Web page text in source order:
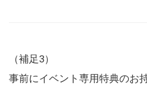
（補足3）
事前にイベント専用特典のお